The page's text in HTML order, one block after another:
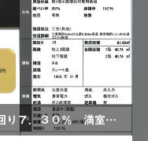
横浜市の一棟売りアパート 表面利回り７．３０％ 満室稼働中 ロフト付き 複数路線利用可